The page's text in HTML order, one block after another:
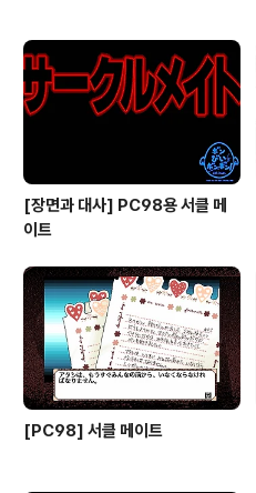
[장면과 대사] PC98용 서클 메
이트
[PC98] 서클 메이트